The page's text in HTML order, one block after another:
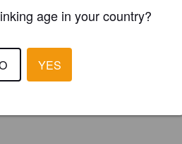
age in your country?
YES